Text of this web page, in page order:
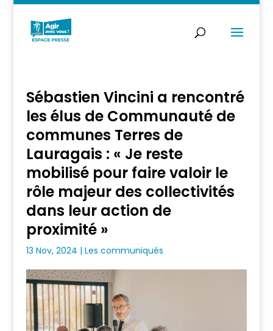
Sébastien Vincini a rencontré
les élus de Communauté de
communes Terres de
Lauragais : « Je reste
mobilisé pour faire valoir le
rôle majeur des collectivités
dans leur action de
proximité »
13 Nov, 2024 | Les communiqués